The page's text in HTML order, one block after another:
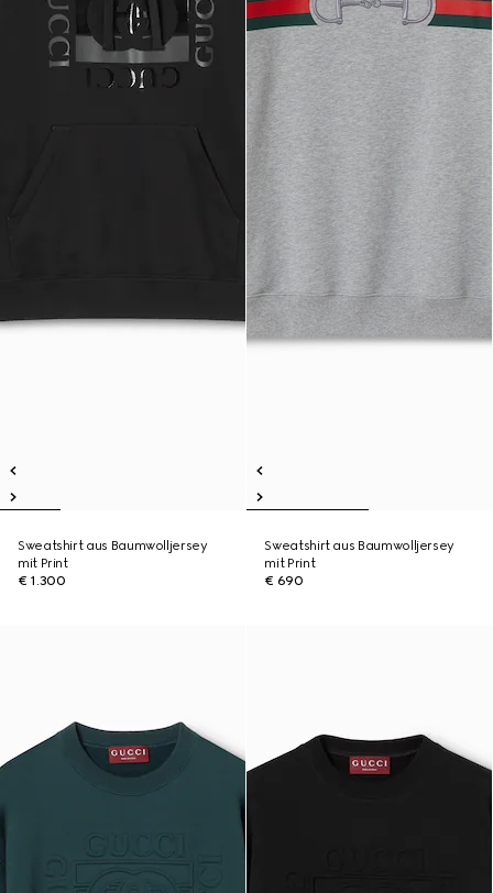
Sweatshirt aus Baumwolljersey
mit Print
€ 1.300
Sweatshirt aus Baumwolljersey
mit Print
€ 690